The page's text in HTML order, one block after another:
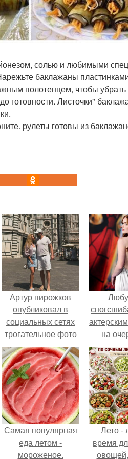
солью и любимыми
баклажаны
полотенцем, чтобы убрать
готовности. Листочки"
рулеты готовы из
Артур пирожков
опубликовал в
социальных сетях
трогательное фото
с супругой
Анжеликой,
сделанное во
время их недавнего
путешествия в
Италию.
на
Самая популярная
еда летом -
мороженое.
Лето -
время